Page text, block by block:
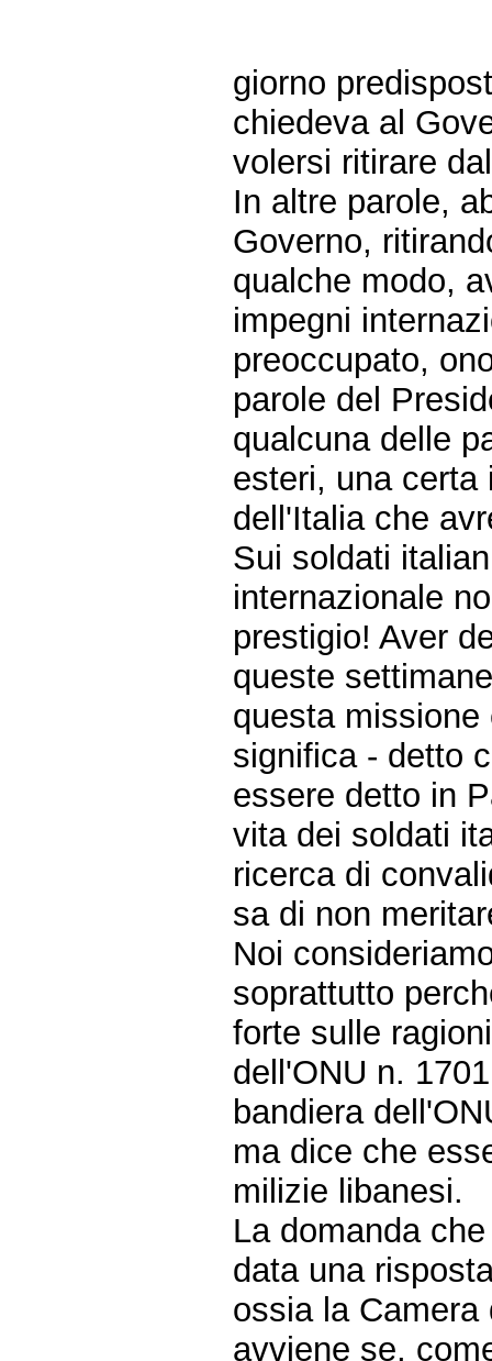
giorno
chiedeva al
volersi ritirare
In altre parole,
Governo,
qualche modo,
impegni
preoccupato,
parole del
qualcuna delle
esteri, una certa
dell'Italia che
Sui soldati
internazionale
prestigio! Aver
queste
questa
significa - detto
essere detto in
vita dei soldati
ricerca di
sa di non
Noi
soprattutto
forte sulle
dell'ONU n.
bandiera
ma dice che
milizie libanesi.
La domanda
data una
ossia la
avviene se,